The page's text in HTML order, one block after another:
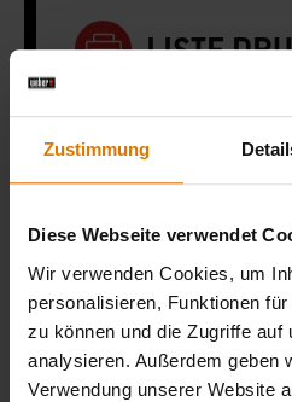
Zustimmung
Diese Webseite verwendet
Wir verwenden Cookies, um
personalisieren, Funktionen
zu können und die Zugriffe auf
analysieren. Außerdem geben
Verwendung unserer Website
LISTE
Sei perfekt